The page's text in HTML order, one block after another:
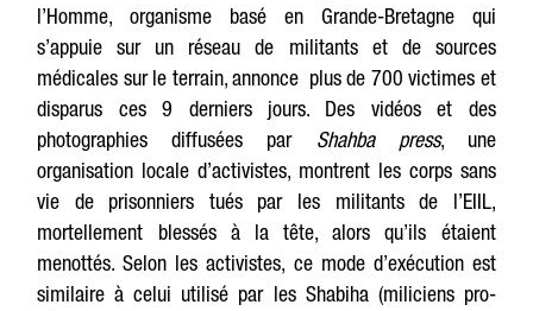
l’Homme, organisme basé en Grande-Bretagne qui
s’appuie sur un réseau de militants et de sources
médicales sur le terrain, annonce plus de 700 victimes et
disparus ces 9 derniers jours. Des vidéos et des
photographies diffusées par Shahba press, une
organisation locale d’activistes, montrent les corps sans
vie de prisonniers tués par les militants de l’EIIL,
mortellement blessés à la tête, alors qu’ils étaient
menottés. Selon les activistes, ce mode d’exécution est
similaire à celui utilisé par les Shabiha (miliciens pro-